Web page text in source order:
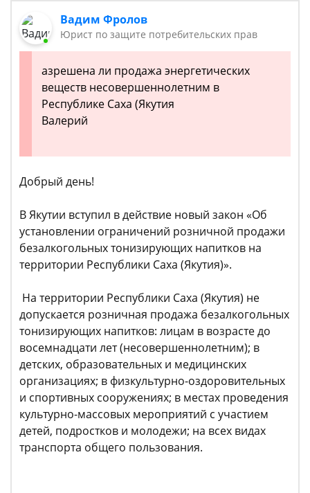
Вадим Фролов
Юрист по защите потребительских прав
азрешена ли продажа энергетических
веществ несовершеннолетним в
Республике Саха (Якутия
Валерий
Добрый день!
В Якутии вступил в действие новый закон «Об
установлении ограничений розничной продажи
безалкогольных тонизирующих напитков на
территории Республики Саха (Якутия)».
На территории Республики Саха (Якутия) не
допускается розничная продажа безалкогольных
тонизирующих напитков: лицам в возрасте до
восемнадцати лет (несовершеннолетним); в
детских, образовательных и медицинских
организациях; в физкультурно-оздоровительных
и спортивных сооружениях; в местах проведения
культурно-массовых мероприятий с участием
детей, подростков и молодежи; на всех видах
транспорта общего пользования.